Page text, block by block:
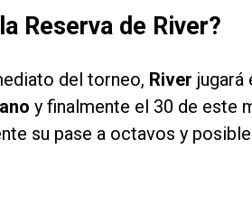
Reserva de River?
del torneo, River jugará
y finalmente el 30 de este
su pase a octavos y